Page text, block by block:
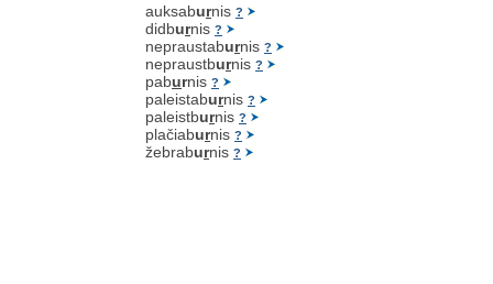
auksaburnis ?
didburnis ?
nepraustaburnis ?
nepraustburnis ?
paburnis ?
paleistaburnis ?
paleistburnis ?
plačiaburnis ?
žebraburnis ?